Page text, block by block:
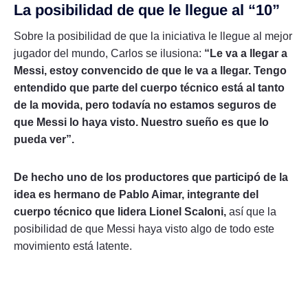
La posibilidad de que le llegue al “10”
Sobre la posibilidad de que la iniciativa le llegue al mejor
jugador del mundo, Carlos se ilusiona: “Le va a llegar a
Messi, estoy convencido de que le va a llegar. Tengo
entendido que parte del cuerpo técnico está al tanto
de la movida, pero todavía no estamos seguros de
que Messi lo haya visto. Nuestro sueño es que lo
pueda ver”.
De hecho uno de los productores que participó de la
idea es hermano de Pablo Aimar, integrante del
cuerpo técnico que lidera Lionel Scaloni, así que la
posibilidad de que Messi haya visto algo de todo este
movimiento está latente.